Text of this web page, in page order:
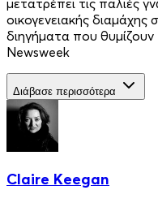
οικογενειακής διαμάχης
διηγήματα που
Newsweek
Διάβασε περισσότερα
Claire Keegan